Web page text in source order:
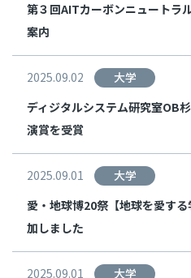
第３回AITカーボンニュートラ
案内
2025.09.02
大学
ディジタルシステム研究室OB
演賞を受賞
2025.09.01
大学
愛・地球博20祭【地球を愛す
加しました
2025.09.01
大学